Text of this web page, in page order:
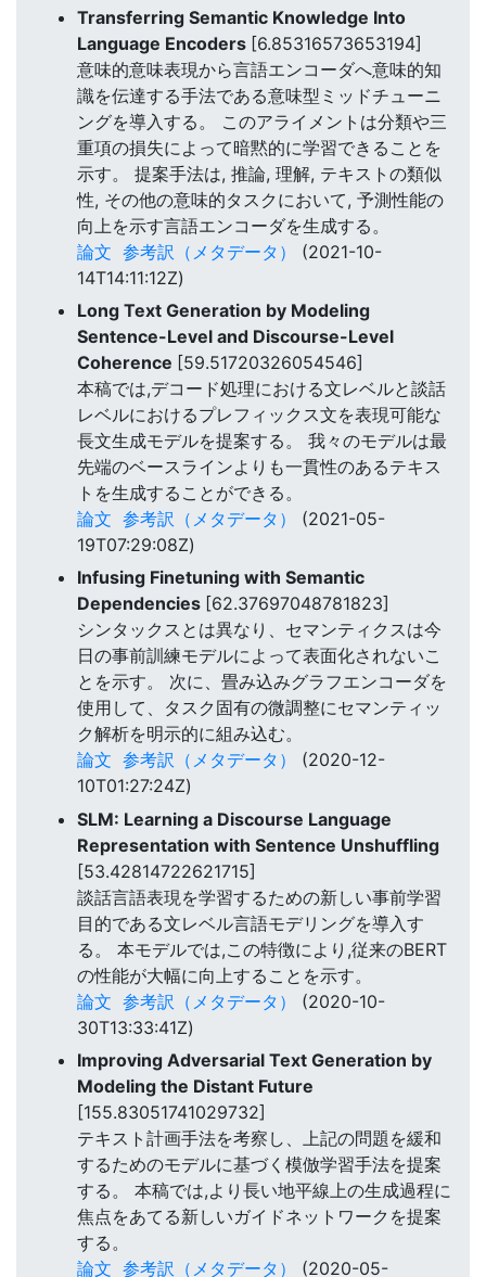
Transferring Semantic Knowledge Into
Language Encoders [6.85316573653194]
意味的意味表現から言語エンコーダへ意味的知
識を伝達する手法である意味型ミッドチューニ
ングを導入する。 このアライメントは分類や三
重項の損失によって暗黙的に学習できることを
示す。 提案手法は, 推論, 理解, テキストの類似
性, その他の意味的タスクにおいて, 予測性能の
向上を示す言語エンコーダを生成する。
論文 参考訳（メタデータ）
(2021-10-
14T14:11:12Z)
Long Text Generation by Modeling
Sentence-Level and Discourse-Level
Coherence [59.51720326054546]
本稿では,デコード処理における文レベルと談話
レベルにおけるプレフィックス文を表現可能な
長文生成モデルを提案する。 我々のモデルは最
先端のベースラインよりも一貫性のあるテキス
トを生成することができる。
論文 参考訳（メタデータ）
(2021-05-
19T07:29:08Z)
Infusing Finetuning with Semantic
Dependencies [62.37697048781823]
シンタックスとは異なり、セマンティクスは今
日の事前訓練モデルによって表面化されないこ
とを示す。 次に、畳み込みグラフエンコーダを
使用して、タスク固有の微調整にセマンティッ
ク解析を明示的に組み込む。
論文 参考訳（メタデータ）
(2020-12-
10T01:27:24Z)
SLM: Learning a Discourse Language
Representation with Sentence Unshuffling
[53.42814722621715]
談話言語表現を学習するための新しい事前学習
目的である文レベル言語モデリングを導入す
る。 本モデルでは,この特徴により,従来のBERT
の性能が大幅に向上することを示す。
論文 参考訳（メタデータ）
(2020-10-
30T13:33:41Z)
Improving Adversarial Text Generation by
Modeling the Distant Future
[155.83051741029732]
テキスト計画手法を考察し、上記の問題を緩和
するためのモデルに基づく模倣学習手法を提案
する。 本稿では,より長い地平線上の生成過程に
焦点をあてる新しいガイドネットワークを提案
する。
論文 参考訳（メタデータ） (2020-05-